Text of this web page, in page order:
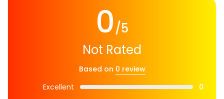
0/5
Not Rated
Based on 0 review
Excellent
0